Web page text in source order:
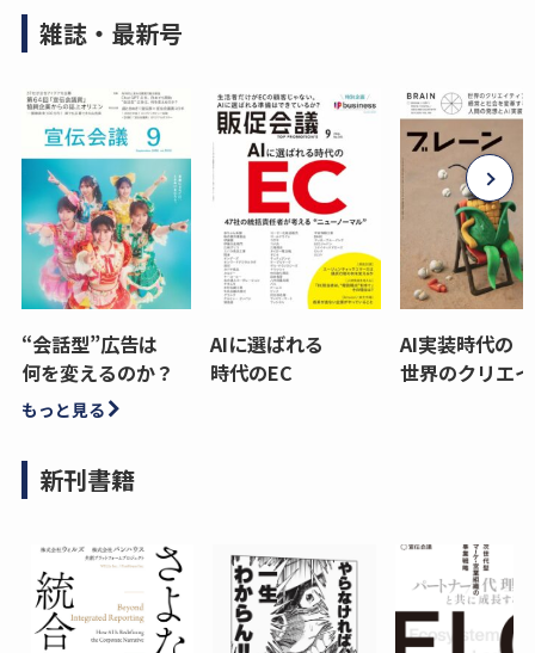
雑誌・最新号
“会話型”広告は
何を変えるのか？
AIに選ばれる
時代のEC
AI実装時代の
世界のクリエ
もっと見る
新刊書籍